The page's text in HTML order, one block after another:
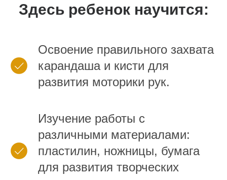
Здесь ребенок научится:
Освоение правильного захвата
карандаша и кисти для
развития моторики рук.
Изучение работы с
различными материалами:
пластилин, ножницы, бумага
для развития творческих